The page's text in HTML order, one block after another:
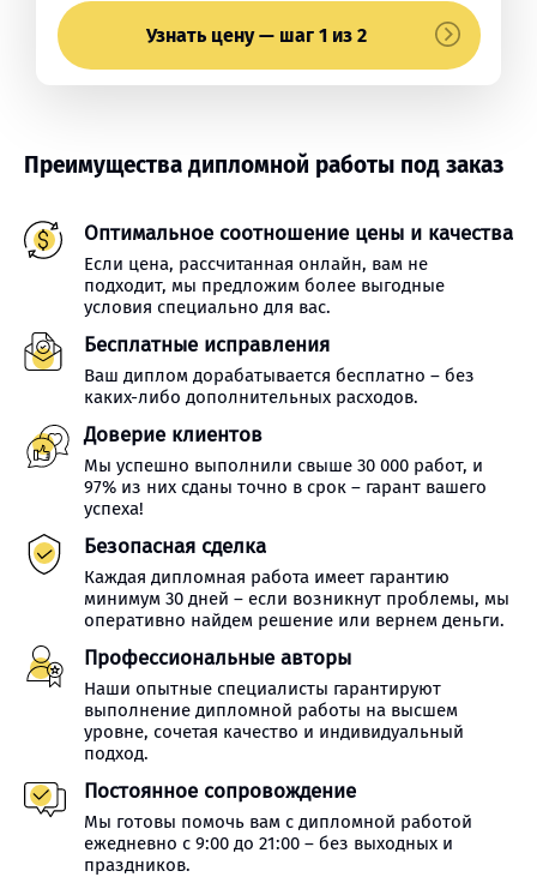
Узнать цену — шаг 1 из 2
Преимущества дипломной работы под заказ
Оптимальное соотношение цены и качества
Если цена, рассчитанная онлайн, вам не
подходит, мы предложим более выгодные
условия специально для вас.
Бесплатные исправления
Ваш диплом дорабатывается бесплатно – без
каких-либо дополнительных расходов.
Доверие клиентов
Мы успешно выполнили свыше 30 000 работ, и
97% из них сданы точно в срок – гарант вашего
успеха!
Безопасная сделка
Каждая дипломная работа имеет гарантию
минимум 30 дней – если возникнут проблемы, мы
оперативно найдем решение или вернем деньги.
Профессиональные авторы
Наши опытные специалисты гарантируют
выполнение дипломной работы на высшем
уровне, сочетая качество и индивидуальный
подход.
Постоянное сопровождение
Мы готовы помочь вам с дипломной работой
ежедневно с 9:00 до 21:00 – без выходных и
праздников.